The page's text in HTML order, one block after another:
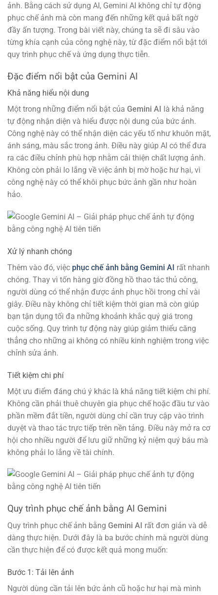
ảnh. Bằng cách sử dụng AI, Gemini AI không chỉ tự động
phục chế ảnh mà còn mang đến những kết quả bất ngờ
đầy ấn tượng. Trong bài viết này, chúng ta sẽ đi sâu vào
từng khía cạnh của công nghệ này, từ đặc điểm nổi bật tới
quy trình phục chế và ứng dụng thực tiễn.
Đặc điểm nổi bật của Gemini AI
Khả năng hiểu nội dung
Một trong những điểm nổi bật của Gemini AI là khả năng
tự động nhận diện và hiểu được nội dung của bức ảnh.
Công nghệ này có thể nhận diện các yếu tố như khuôn mặt,
ánh sáng, màu sắc trong ảnh. Điều này giúp AI có thể đưa
ra các điều chỉnh phù hợp nhằm cải thiện chất lượng ảnh.
Không còn phải lo lắng về việc ảnh bị mờ hoặc hư hại, vì
công nghệ này có thể khôi phục bức ảnh gần như hoàn
hảo.
Xử lý nhanh chóng
Thêm vào đó, việc phục chế ảnh bằng Gemini AI rất nhanh
chóng. Thay vì tốn hàng giờ đồng hồ thao tác thủ công,
người dùng có thể nhận được ảnh phục hồi trong chỉ vài
giây. Điều này không chỉ tiết kiệm thời gian mà còn giúp
bạn tận dụng tối đa những khoảnh khắc quý giá trong
cuộc sống. Quy trình tự động này giúp giảm thiểu căng
thẳng cho những ai không có nhiều kinh nghiệm trong việc
chỉnh sửa ảnh.
Tiết kiệm chi phí
Một ưu điểm đáng chú ý khác là khả năng tiết kiệm chi phí.
Không cần phải thuê chuyên gia phục chế hoặc đầu tư vào
phần mềm đắt tiền, người dùng chỉ cần truy cập vào trình
duyệt và thao tác trực tiếp trên nền tảng. Điều này mở ra cơ
hội cho nhiều người để lưu giữ những kỷ niệm quý báu mà
không phải lo lắng về tài chính.
Quy trình phục chế ảnh bằng AI Gemini
Quy trình phục chế ảnh bằng Gemini AI rất đơn giản và dễ
dàng thực hiện. Dưới đây là ba bước chính mà người dùng
cần thực hiện để có được kết quả mong muốn:
Bước 1: Tải lên ảnh
Người dùng cần tải lên bức ảnh cũ hoặc hư hại mà mình